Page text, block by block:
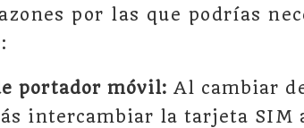
por las que podrías
portador móvil: Al cambiar
intercambiar la tarjeta SIM